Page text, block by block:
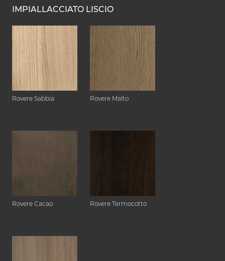
IMPIALLACCIATO LISCIO
Rovere Sabbia Rovere Malto
Rovere Cacao Rovere Termocotto